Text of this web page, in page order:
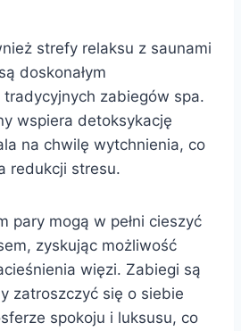
strefy relaksu z saunami
doskonałym
tradycyjnych zabiegów spa.
wspiera detoksykację
na chwilę wytchnienia, co
redukcji stresu.
pary mogą w pełni cieszyć
zyskując możliwość
więzi. Zabiegi są
zatroszczyć się o siebie
spokoju i luksusu, co